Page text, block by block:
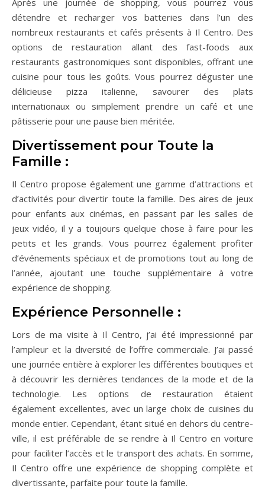
détendre et recharger vos batteries dans l’un des
nombreux restaurants et cafés présents à Il Centro. Des
options de restauration allant des fast-foods aux
restaurants gastronomiques sont disponibles, offrant une
cuisine pour tous les goûts. Vous pourrez déguster une
délicieuse pizza italienne, savourer des plats
internationaux ou simplement prendre un café et une
pâtisserie pour une pause bien méritée.
Divertissement pour Toute la
Famille :
Il Centro propose également une gamme d’attractions et
d’activités pour divertir toute la famille. Des aires de jeux
pour enfants aux cinémas, en passant par les salles de
jeux vidéo, il y a toujours quelque chose à faire pour les
petits et les grands. Vous pourrez également profiter
d’événements spéciaux et de promotions tout au long de
l’année, ajoutant une touche supplémentaire à votre
expérience de shopping.
Expérience Personnelle :
Lors de ma visite à Il Centro, j’ai été impressionné par
l’ampleur et la diversité de l’offre commerciale. J’ai passé
une journée entière à explorer les différentes boutiques et
à découvrir les dernières tendances de la mode et de la
technologie. Les options de restauration étaient
également excellentes, avec un large choix de cuisines du
monde entier. Cependant, étant situé en dehors du centre-
ville, il est préférable de se rendre à Il Centro en voiture
pour faciliter l’accès et le transport des achats. En somme,
Il Centro offre une expérience de shopping complète et
divertissante, parfaite pour toute la famille.